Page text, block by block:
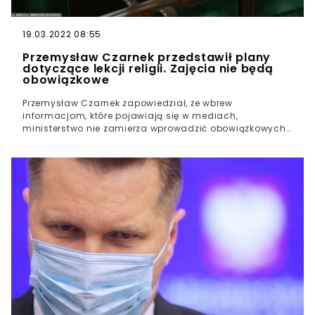
19.03.2022 08:55
Przemysław Czarnek przedstawił plany
dotyczące lekcji religii. Zajęcia nie będą
obowiązkowe
Przemysław Czarnek zapowiedział, że wbrew
informacjom, które pojawiają się w mediach,
ministerstwo nie zamierza wprowadzić obowiązkowych
wielką rekrutację nauczycieli etyki. Religia
nieobowiązkowa Przemysław Czarnek był gościem
Programu Pierwszego Polskiego Radia, gdzie
opowiedział o planach dotyczących zmian w edukacji,
jakie zamierza wprowadzić zarządzany przezeń resort.
Minister poruszył również temat lekcji religii, które, jak
podkreślił, nie będą obowiązkowe dla wszystkich
uczniów. - Zarzuca nam się, że tak naprawdę zrobimy
obowiązkową religię - skarżył się polityk. Zaznaczył, że
religia nie będzie przedmiotem obowiązkowym, ale
uczniowie, którzy zdecydują się nie uczęszczać na
zajęcia, będą musieli obligatoryjnie brać udział w